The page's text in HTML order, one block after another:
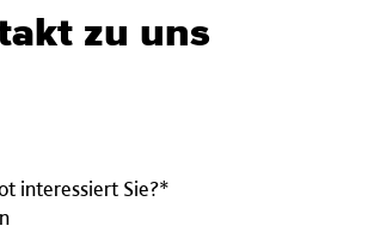
zu uns
interessiert Sie?*